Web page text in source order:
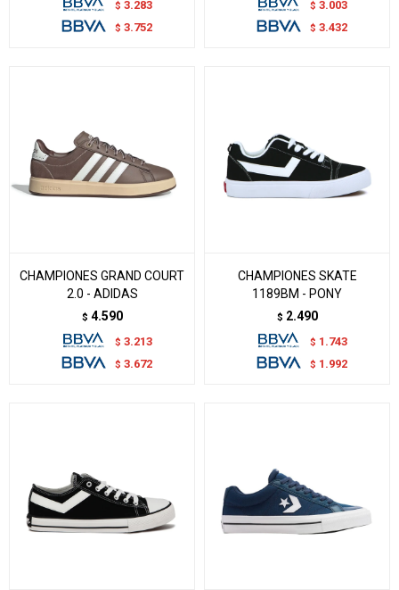
$ 3.283
$ 3.752
$ 3.003
$ 3.432
CHAMPIONES GRAND COURT
2.0 - ADIDAS
$ 4.590
$ 3.213
$ 3.672
CHAMPIONES SKATE
1189BM - PONY
$ 2.490
$ 1.743
$ 1.992